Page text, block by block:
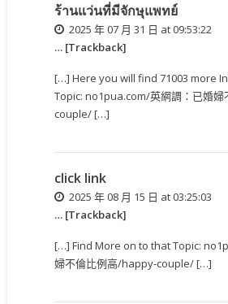
ร้านแว่นที่มีจักษุแพทย์
2025 年 07 月 31 日 at 09:53:22
… [Trackback]
[…] Here you will find 71003 more
Topic: no1pua.com/英網調：已婚
couple/ […]
click link
2025 年 08 月 15 日 at 03:25:03
… [Trackback]
[…] Find More on to that Topic:
婦不倫比例高/happy-couple/ […]